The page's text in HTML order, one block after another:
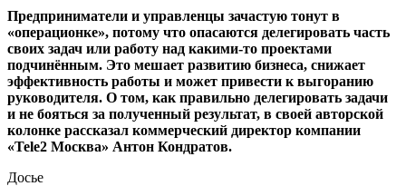
Предприниматели и управленцы зачастую тонут в
«операционке», потому что опасаются делегировать часть
своих задач или работу над какими-то проектами
подчинённым. Это мешает развитию бизнеса, снижает
эффективность работы и может привести к выгоранию
руководителя. О том, как правильно делегировать задачи
и не бояться за полученный результат, в своей авторской
колонке рассказал коммерческий директор компании
«Tele2 Москва» Антон Кондратов.
Досье